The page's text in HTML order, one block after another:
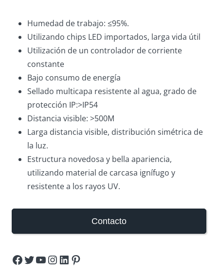
Humedad de trabajo: ≤95%.
Utilizando chips LED importados, larga vida útil
Utilización de un controlador de corriente
constante
Bajo consumo de energía
Sellado multicapa resistente al agua, grado de
protección IP:>IP54
Distancia visible: >500M
Larga distancia visible, distribución simétrica de
la luz.
Estructura novedosa y bella apariencia,
utilizando material de carcasa ignífugo y
resistente a los rayos UV.
Contacto
Facebook Twitter YouTube InstagramLinkedIn Pinterest